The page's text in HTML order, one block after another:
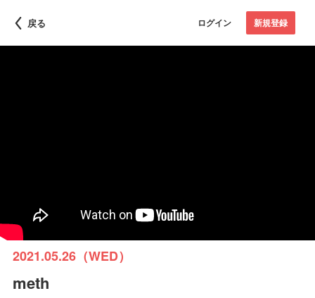
戻る ログイン 新規登録
2021.05.26（WED）
meth